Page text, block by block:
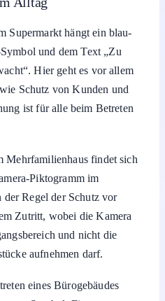
und dem Text „Zu
Hier geht es vor allem
Schutz von Kunden und
ist für alle beim Betreten
Piktogramm im
Regel der Schutz vor
Zutritt, wobei die Kamera
und nicht die
aufnehmen darf.
Symbol, Firmenname